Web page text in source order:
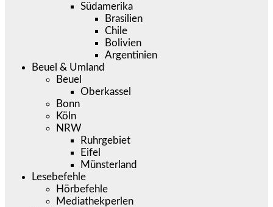
Südamerika
Brasilien
Chile
Bolivien
Argentinien
Beuel & Umland
Beuel
Oberkassel
Bonn
Köln
NRW
Ruhrgebiet
Eifel
Münsterland
Lesebefehle
Hörbefehle
Mediathekperlen